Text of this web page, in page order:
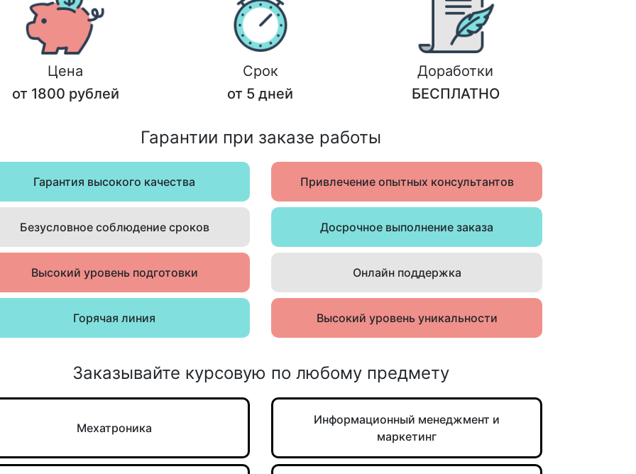
Цена
от 1800 рублей
Срок
от 5 дней
Доработки
БЕСПЛАТНО
Гарантии при заказе работы
Гарантия высокого качества Привлечение опытных консультантов
Безусловное соблюдение сроков Досрочное выполнение заказа
Высокий уровень подготовки Онлайн поддержка
Горячая линия Высокий уровень уникальности
Заказывайте курсовую по любому предмету
Мехатроника
Информационный менеджмент и
маркетинг